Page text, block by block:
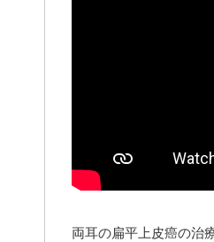
両耳の扁平上皮癌の治